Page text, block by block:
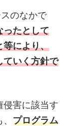
のなかで
ったとして
等により、
ていく方針で
侵害に該当す
プログラム